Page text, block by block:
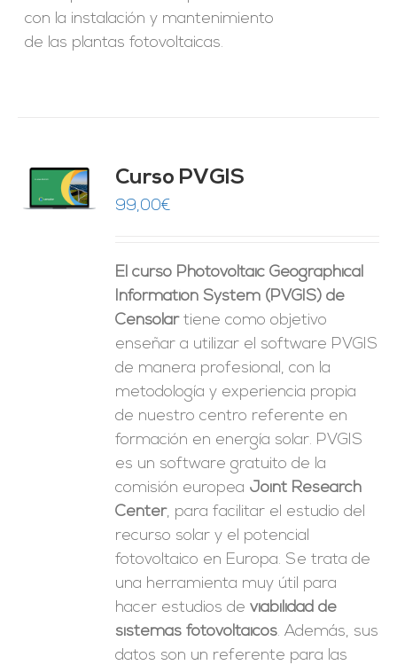
con la instalación y mantenimiento
de las plantas fotovoltaicas.
Curso PVGIS
99,00€
El curso Photovoltaic Geographical
Information System (PVGIS) de
Censolartiene como objetivo
enseñar a utilizar el software PVGIS
de manera profesional, con la
metodología y experiencia propia
de nuestro centro referente en
formación en energía solar. PVGIS
es un software gratuito de la
comisión europea Joint Research
Center, para facilitar el estudio del
recurso solar y el potencial
fotovoltaico en Europa. Se trata de
una herramienta muy útil para
hacer estudios deviabilidad de
sistemas fotovoltaicos. Además, sus
datos son un referente para las